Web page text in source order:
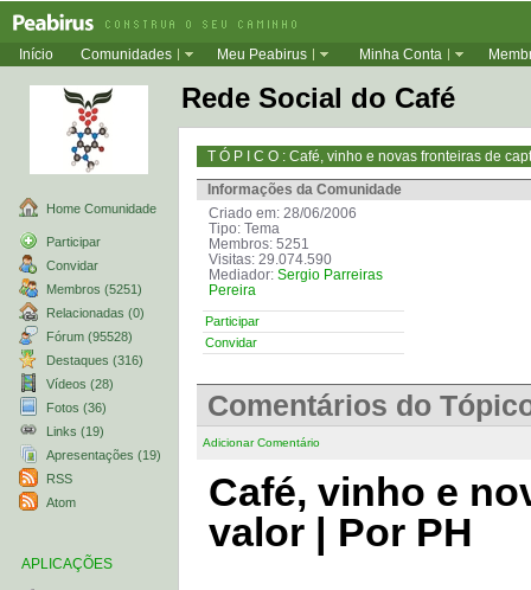
Início Comunidades Meu Peabirus Minha Conta
Home Comunidade
Participar
Convidar
Membros (5251)
Relacionadas (0)
Fórum (95528)
Destaques (316)
Vídeos (28)
Fotos (36)
Links (19)
Apresentações (19)
RSS
Atom
APLICAÇÕES
Rede Social do Café
T Ó P I C O : Café, vinho e novas fronteiras de
Informações da Comunidade
Criado em: 28/06/2006
Tipo: Tema
Membros: 5251
Visitas: 29.074.590
Mediador: Sergio Parreiras
Pereira
Participar
Convidar
Comentários do
Adicionar Comentário
Café, vinho e
valor | Por PH